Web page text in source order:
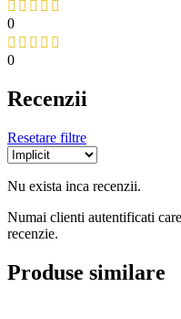
0
0
Recenzii
Resetare filtre
Nu exista inca recenzii.
Numai clienti autentificati
recenzie.
Produse similare